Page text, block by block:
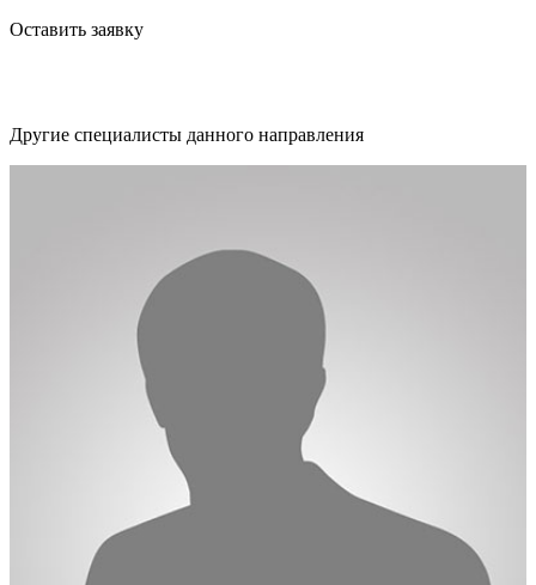
Оставить заявку
Другие специалисты данного направления